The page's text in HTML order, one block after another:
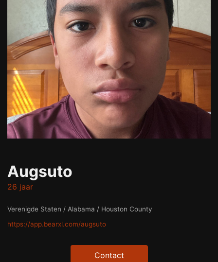
Augsuto
26 jaar
Verenigde Staten / Alabama / Houston County
https://app.bearxl.com/augsuto
Contact